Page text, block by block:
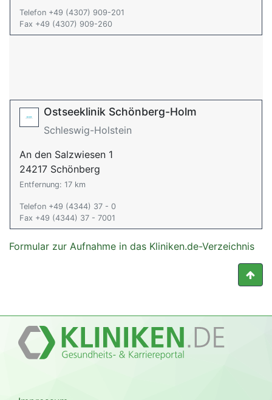
Telefon +49 (4307) 909-201
Fax +49 (4307) 909-260
Ostseeklinik Schönberg-Holm
Schleswig-Holstein
An den Salzwiesen 1
24217 Schönberg
Entfernung: 17 km
Telefon +49 (4344) 37 - 0
Fax +49 (4344) 37 - 7001
Formular zur Aufnahme in das Kliniken.de-Verzeichnis